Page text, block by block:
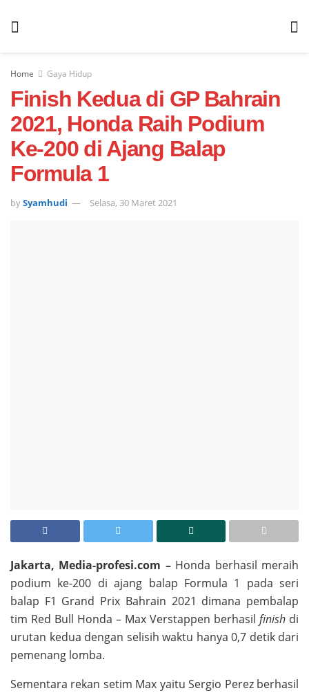
Home Gaya Hidup
Finish Kedua di GP Bahrain
2021, Honda Raih Podium
Ke-200 di Ajang Balap
Formula 1
bySyamhudi Selasa, 30 Maret 2021
Jakarta, Media-profesi.com –Honda berhasil meraih
podium ke-200 di ajang balap Formula 1 pada seri
balap F1 Grand Prix Bahrain 2021 dimana pembalap
tim Red Bull Honda – Max Verstappen berhasil finish di
urutan kedua dengan selisih waktu hanya 0,7 detik dari
pemenang lomba.
Sementara rekan setim Max yaitu Sergio Perez berhasil